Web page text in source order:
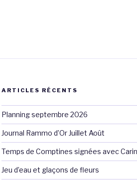
ARTICLES RÉCENTS
Planning septembre 2026
Journal Rammo d’Or Juillet Août
Temps de Comptines signées avec
Jeu d’eau et glaçons de fleurs